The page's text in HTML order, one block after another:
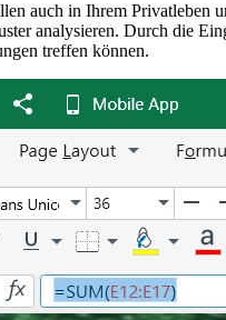
auch in Ihrem Privatleben
analysieren. Durch die
treffen können.